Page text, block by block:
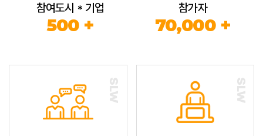
참여도시 * 기업
500 +
참가자
70,000 +